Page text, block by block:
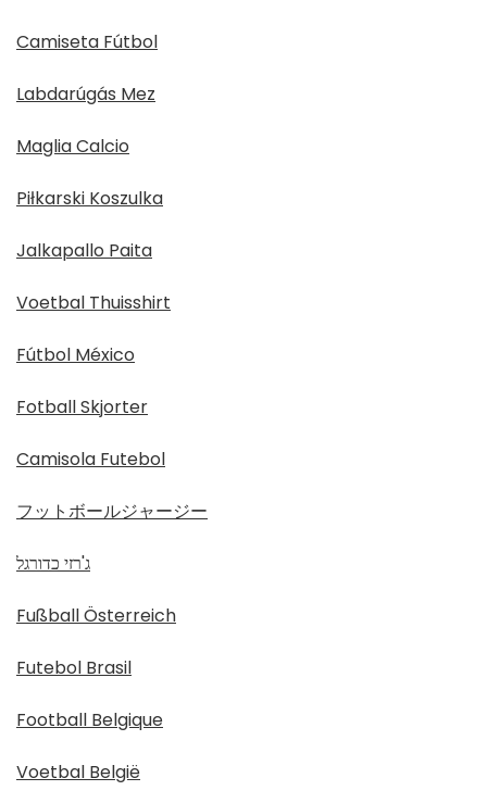
Camiseta Fútbol
Labdarúgás Mez
Maglia Calcio
Piłkarski Koszulka
Jalkapallo Paita
Voetbal Thuisshirt
Fútbol México
Fotball Skjorter
Camisola Futebol
フットボールジャージー
ג'רזי כדורגל
Fußball Österreich
Futebol Brasil
Football Belgique
Voetbal België